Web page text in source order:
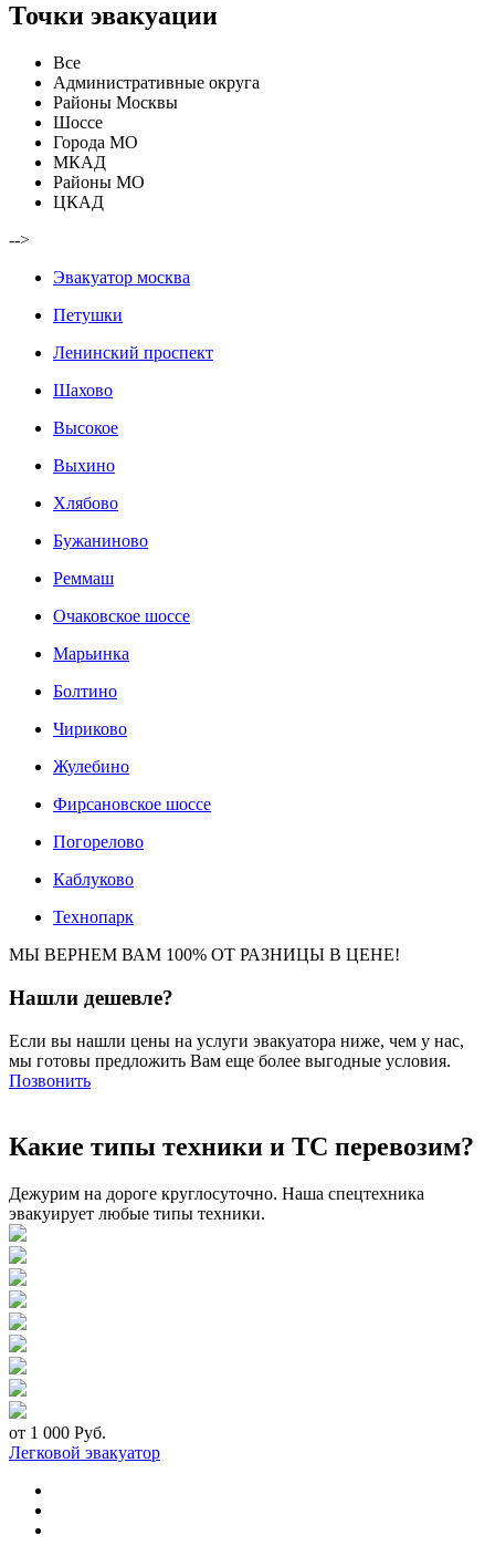
Точки эвакуации
Все
Административные округа
Районы Москвы
Шоссе
Города МО
МКАД
Районы МО
ЦКАД
-->
Эвакуатор москва
Петушки
Ленинский проспект
Шахово
Высокое
Выхино
Хлябово
Бужаниново
Реммаш
Очаковское шоссе
Марьинка
Болтино
Чириково
Жулебино
Фирсановское шоссе
Погорелово
Каблуково
Технопарк
МЫ ВЕРНЕМ ВАМ 100% ОТ РАЗНИЦЫ В ЦЕНЕ!
Нашли дешевле?
Если вы нашли цены на услуги эвакуатора ниже, чем у нас,
мы готовы предложить Вам еще более выгодные условия.
Позвонить
Какие типы техники и ТС перевозим?
Дежурим на дороге круглосуточно. Наша спецтехника
эвакуирует любые типы техники.
от 1 000 Руб.
Легковой эвакуатор